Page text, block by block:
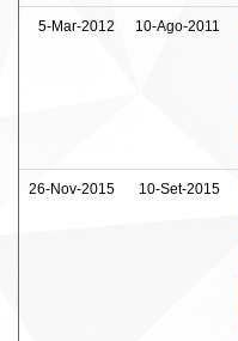
5-Mar-2012 10-Ago-2011
26-Nov-2015 10-Set-2015